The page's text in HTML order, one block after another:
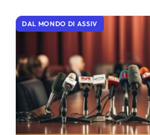
DAL MONDO DI ASSIV